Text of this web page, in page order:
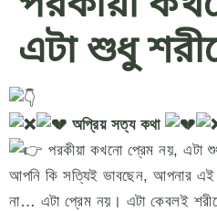
এটা শুধু
অপ্রিয় সত্য কথা
পরকীয়া কখনো প্রেম নয়, এটা
আপনি কি সত্যিই ভাবছেন, আপনার এই
না… এটা প্রেম নয়। এটা কেবলই